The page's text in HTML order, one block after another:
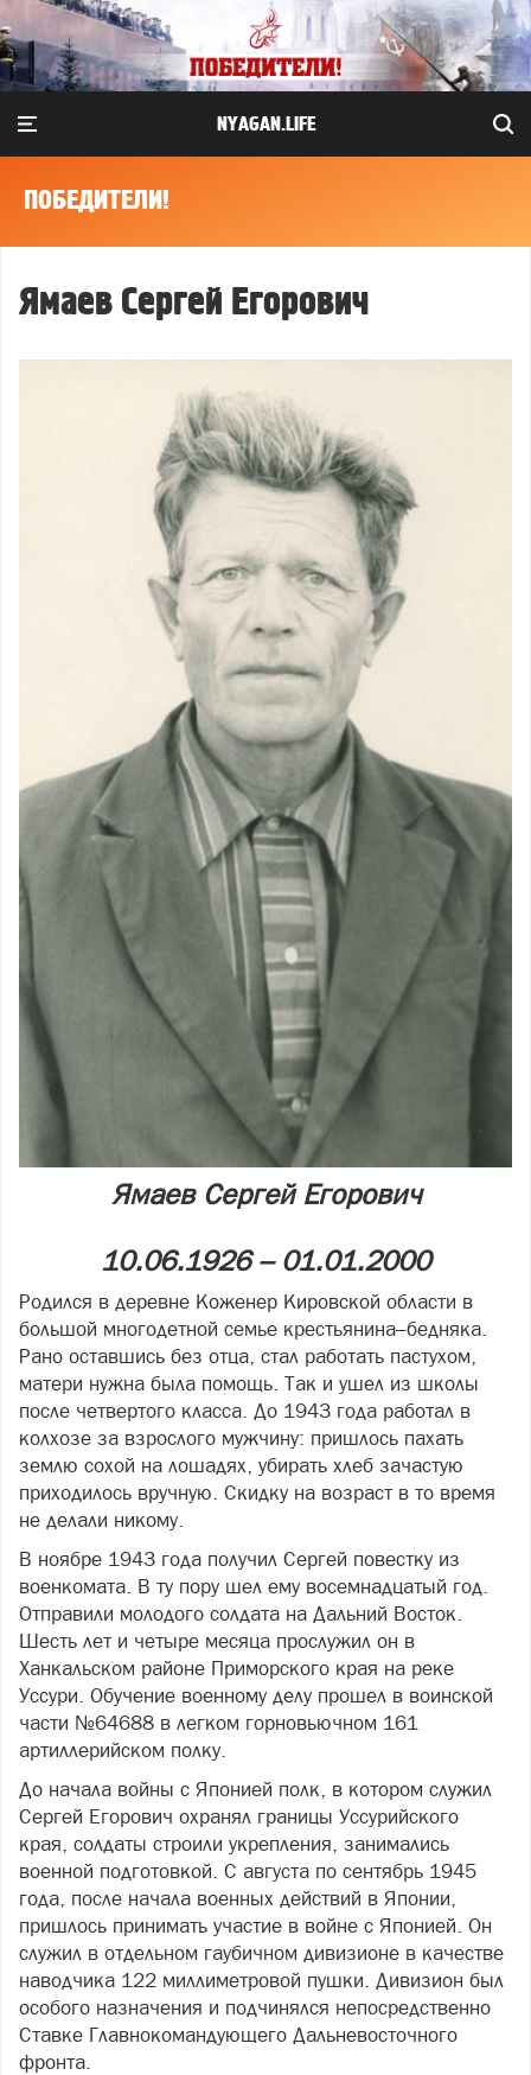
NYAGAN.LIFE
ПОБЕДИТЕЛИ!
Ямаев Сергей Егорович
Ямаев Сергей Егорович
10.06.1926 – 01.01.2000
Родился в деревне Коженер Кировской области в
большой многодетной семье крестьянина–бедняка.
Рано оставшись без отца, стал работать пастухом,
матери нужна была помощь. Так и ушел из школы
после четвертого класса. До 1943 года работал в
колхозе за взрослого мужчину: пришлось пахать
землю сохой на лошадях, убирать хлеб зачастую
приходилось вручную. Скидку на возраст в то время
не делали никому.
В ноябре 1943 года получил Сергей повестку из
военкомата. В ту пору шел ему восемнадцатый год.
Отправили молодого солдата на Дальний Восток.
Шесть лет и четыре месяца прослужил он в
Ханкальском районе Приморского края на реке
Уссури. Обучение военному делу прошел в воинской
части №64688 в легком горновьючном 161
артиллерийском полку.
До начала войны с Японией полк, в котором служил
Сергей Егорович охранял границы Уссурийского
края, солдаты строили укрепления, занимались
военной подготовкой. С августа по сентябрь 1945
года, после начала военных действий в Японии,
пришлось принимать участие в войне с Японией. Он
служил в отдельном гаубичном дивизионе в качестве
наводчика 122 миллиметровой пушки. Дивизион был
особого назначения и подчинялся непосредственно
Ставке Главнокомандующего Дальневосточного
фронта.